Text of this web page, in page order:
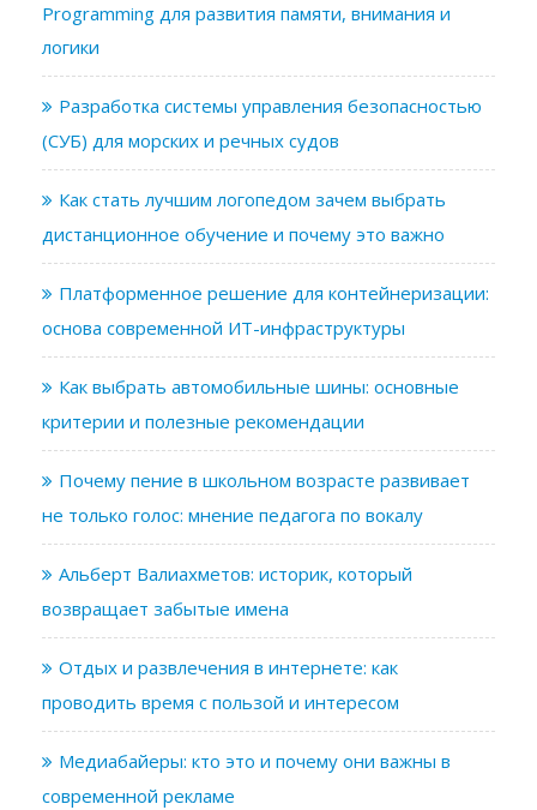
Programming для развития памяти, внимания и
логики
Разработка системы управления безопасностью
(СУБ) для морских и речных судов
Как стать лучшим логопедом зачем выбрать
дистанционное обучение и почему это важно
Платформенное решение для контейнеризации:
основа современной ИТ-инфраструктуры
Как выбрать автомобильные шины: основные
критерии и полезные рекомендации
Почему пение в школьном возрасте развивает
не только голос: мнение педагога по вокалу
Альберт Валиахметов: историк, который
возвращает забытые имена
Отдых и развлечения в интернете: как
проводить время с пользой и интересом
Медиабайеры: кто это и почему они важны в
современной рекламе